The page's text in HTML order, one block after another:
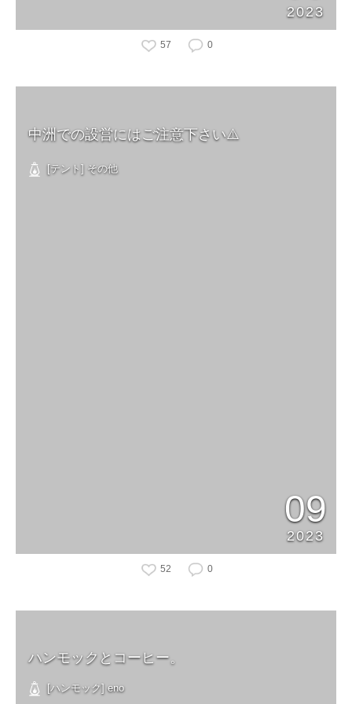
2023
57 0
中洲での設営にはご注意下さい⚠️
[テント] その他
09
2023
52 0
ハンモックとコーヒー。
[ハンモック] eno